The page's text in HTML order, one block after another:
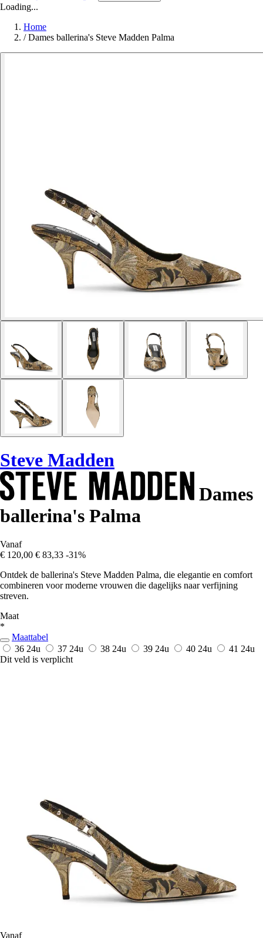
Loading...
Home
/ Dames ballerina's Steve Madden Palma
Steve Madden
Dames
ballerina's Palma
Vanaf
€ 120,00 € 83,33 -31%
Ontdek de ballerina's Steve Madden Palma, die elegantie en comfort
combineren voor moderne vrouwen die dagelijks naar verfijning
streven.
Maat
*
Maattabel
36 24u 37 24u 38 24u 39 24u 40 24u 41 24u
Dit veld is verplicht
Vanaf